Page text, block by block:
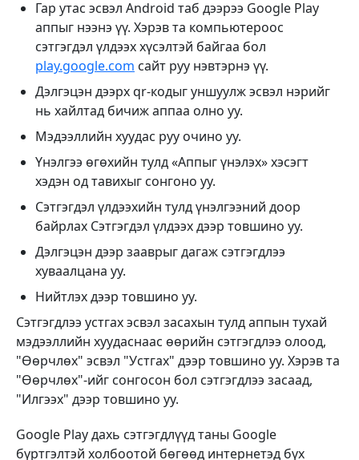
Гар утас эсвэл Android таб дээрээ Google Play
аппыг нээнэ үү. Хэрэв та компьютероос
сэтгэгдэл үлдээх хүсэлтэй байгаа бол
play.google.com сайт руу нэвтэрнэ үү.
Дэлгэцэн дээрх qr-кодыг уншуулж эсвэл нэрийг
нь хайлтад бичиж аппаа олно уу.
Мэдээллийн хуудас руу очино уу.
Үнэлгээ өгөхийн тулд «Аппыг үнэлэх» хэсэгт
хэдэн од тавихыг сонгоно уу.
Сэтгэгдэл үлдээхийн тулд үнэлгээний доор
байрлах Сэтгэгдэл үлдээх дээр товшино уу.
Дэлгэцэн дээр зааврыг дагаж сэтгэгдлээ
хуваалцана уу.
Нийтлэх дээр товшино уу.
Сэтгэгдлээ устгах эсвэл засахын тулд аппын тухай
мэдээллийн хуудаснаас өөрийн сэтгэгдлээ олоод,
"Өөрчлөх" эсвэл "Устгах" дээр товшино уу. Хэрэв та
"Өөрчлөх"-ийг сонгосон бол сэтгэгдлээ засаад,
"Илгээх" дээр товшино уу.
Google Play дахь сэтгэгдлүүд таны Google
бүртгэлтэй холбоотой бөгөөд интернетэд бүх